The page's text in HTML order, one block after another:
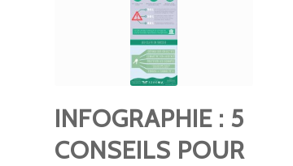
INFOGRAPHIE : 5
CONSEILS POUR